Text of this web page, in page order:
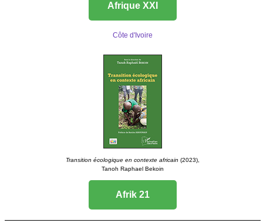
Afrique XXI
Côte d'Ivoire
Transition écologique en contexte africain (2023),
Tanoh Raphael Bekoin
Afrik 21